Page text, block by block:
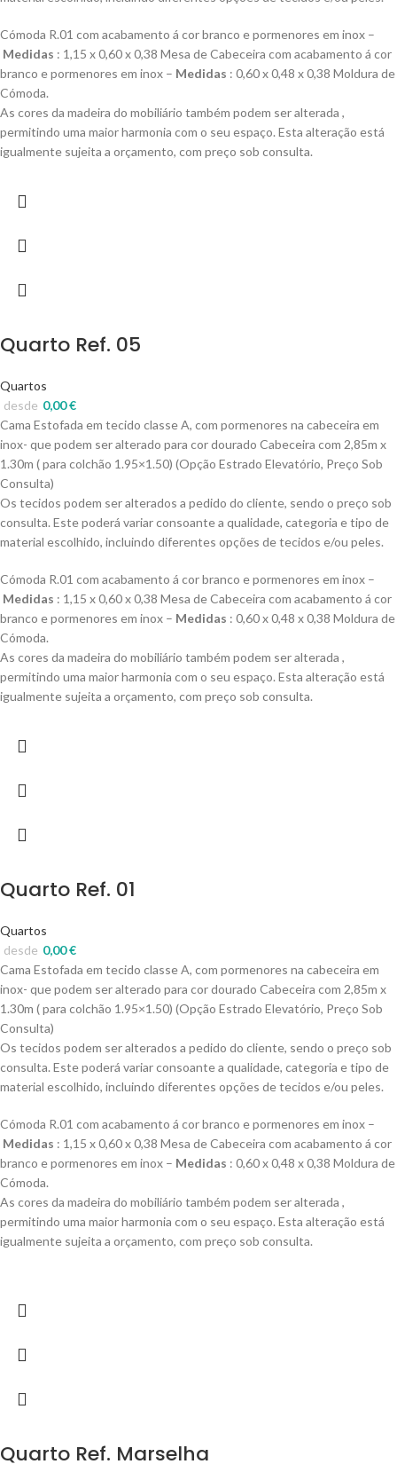
Cómoda R.01 com acabamento á cor branco e pormenores em inox –
Medidas : 1,15 x 0,60 x 0,38 Mesa de Cabeceira com acabamento á cor
branco e pormenores em inox – Medidas : 0,60 x 0,48 x 0,38 Moldura de
Cómoda.
As cores da madeira do mobiliário também podem ser alterada ,
permitindo uma maior harmonia com o seu espaço. Esta alteração está
igualmente sujeita a orçamento, com preço sob consulta.
Quarto Ref. 05
Quartos
0,00€
desde
Cama Estofada em tecido classe A, com pormenores na cabeceira em
inox- que podem ser alterado para cor dourado Cabeceira com 2,85m x
1.30m ( para colchão 1.95×1.50) (Opção Estrado Elevatório, Preço Sob
Consulta)
Os tecidos podem ser alterados a pedido do cliente, sendo o preço sob
consulta. Este poderá variar consoante a qualidade, categoria e tipo de
material escolhido, incluindo diferentes opções de tecidos e/ou peles.
Cómoda R.01 com acabamento á cor branco e pormenores em inox –
Medidas : 1,15 x 0,60 x 0,38 Mesa de Cabeceira com acabamento á cor
branco e pormenores em inox – Medidas : 0,60 x 0,48 x 0,38 Moldura de
Cómoda.
As cores da madeira do mobiliário também podem ser alterada ,
permitindo uma maior harmonia com o seu espaço. Esta alteração está
igualmente sujeita a orçamento, com preço sob consulta.
Quarto Ref. 01
Quartos
0,00€
desde
Cama Estofada em tecido classe A, com pormenores na cabeceira em
inox- que podem ser alterado para cor dourado Cabeceira com 2,85m x
1.30m ( para colchão 1.95×1.50) (Opção Estrado Elevatório, Preço Sob
Consulta)
Os tecidos podem ser alterados a pedido do cliente, sendo o preço sob
consulta. Este poderá variar consoante a qualidade, categoria e tipo de
material escolhido, incluindo diferentes opções de tecidos e/ou peles.
Cómoda R.01 com acabamento á cor branco e pormenores em inox –
Medidas : 1,15 x 0,60 x 0,38 Mesa de Cabeceira com acabamento á cor
branco e pormenores em inox – Medidas : 0,60 x 0,48 x 0,38 Moldura de
Cómoda.
As cores da madeira do mobiliário também podem ser alterada ,
permitindo uma maior harmonia com o seu espaço. Esta alteração está
igualmente sujeita a orçamento, com preço sob consulta.
Quarto Ref. Marselha